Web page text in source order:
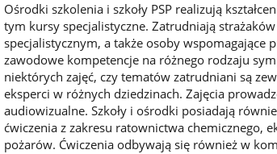
Ośrodki szkolenia i szkoły PSP realizują
tym kursy specjalistyczne. Zatrudniają
specjalistycznym, a także osoby wspomagające
zawodowe kompetencje na różnego rodzaju
niektórych zajęć, czy tematów zatrudniani są
eksperci w różnych dziedzinach. Zajęcia
audiowizualne. Szkoły i ośrodki posiadają
ćwiczenia z zakresu ratownictwa chemicznego,
pożarów. Ćwiczenia odbywają się również w